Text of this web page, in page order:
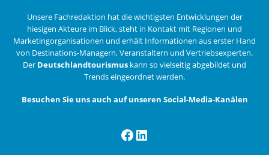
Unsere Fachredaktion hat die wichtigsten Entwicklungen der
hiesigen Akteure im Blick, steht in Kontakt mit Regionen und
Marketingorganisationen und erhält Informationen aus erster Hand
von Destinations-Managern, Veranstaltern und Vertriebsexperten.
Der Deutschlandtourismus kann so vielseitig abgebildet und
Trends eingeordnet werden.
Besuchen Sie uns auch auf unseren Social-Media-Kanälen
Facebook
LinkedIn